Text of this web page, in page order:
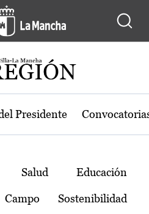
de Castilla-La
Presidente
Salud Educación
Campo Sostenibilidad